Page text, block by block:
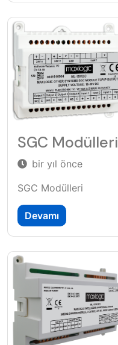
SGC Modülleri
bir yıl önce
SGC Modülleri
Devamı